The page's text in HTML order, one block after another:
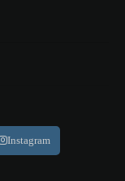
Instagram